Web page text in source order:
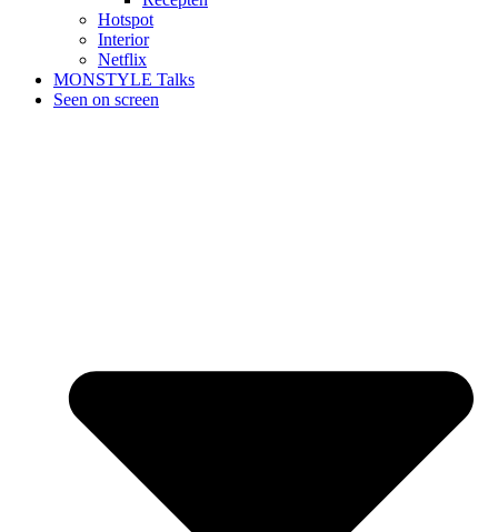
Hotspot
Interior
Netflix
MONSTYLE Talks
Seen on screen